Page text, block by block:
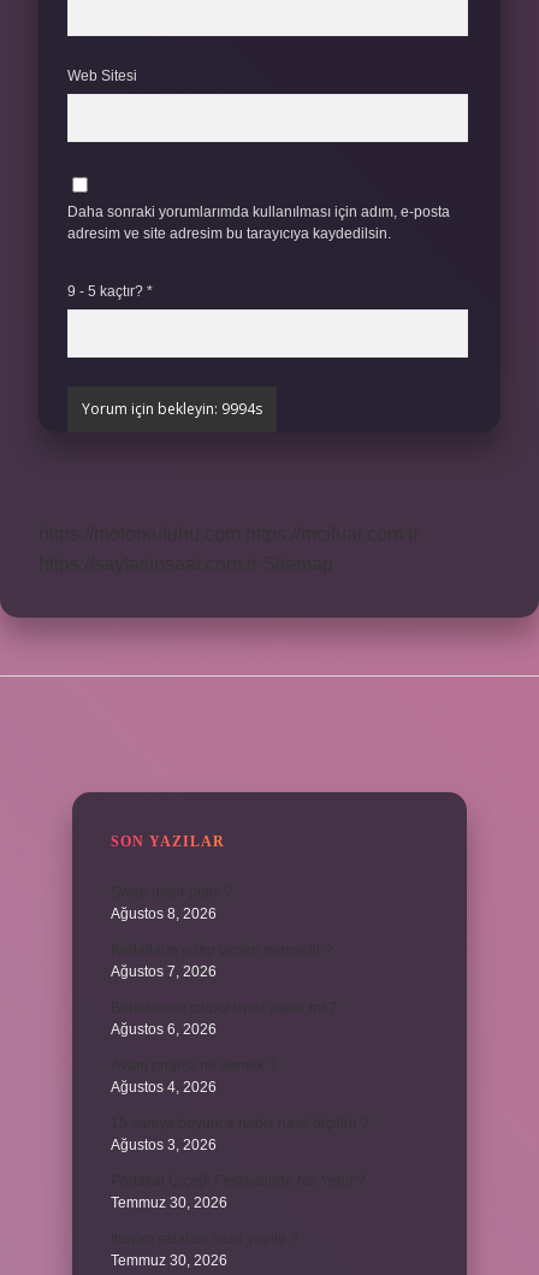
Web Sitesi
Daha sonraki yorumlarımda kullanılması için adım, e-posta
adresim ve site adresim bu tarayıcıya kaydedilsin.
9 - 5 kaçtır? *
SON YAZILAR
Ağustos 8, 2026
Ağustos 7, 2026
Ağustos 6, 2026
Ağustos 4, 2026
Ağustos 3, 2026
Temmuz 30, 2026
Temmuz 30, 2026